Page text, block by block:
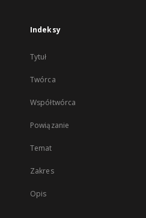
Indeksy
Tytuł
Twórca
Współtwórca
Powiązanie
Temat
Zakres
Opis